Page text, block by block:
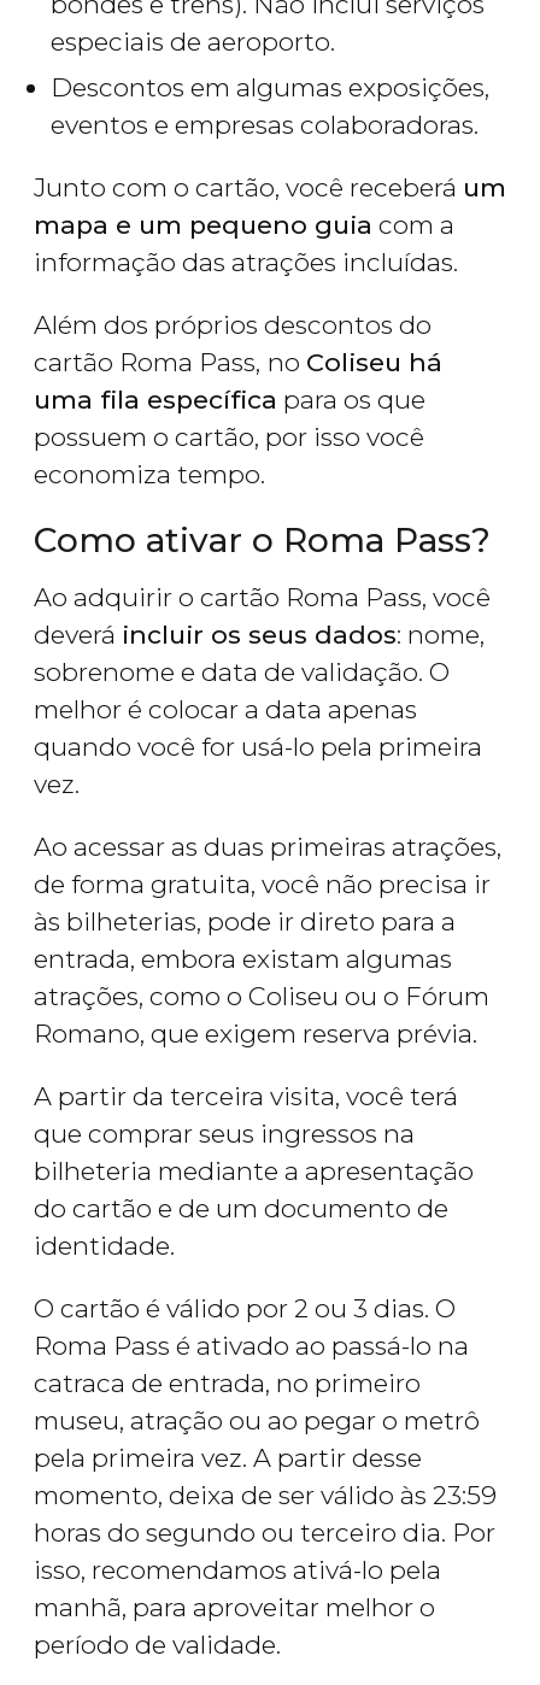
especiais de aeroporto.
Descontos em algumas exposições,
eventos e empresas colaboradoras.
Junto com o cartão, você receberá um
mapa e um pequeno guia com a
informação das atrações incluídas.
Além dos próprios descontos do
cartão Roma Pass, no Coliseu há
uma fila específica para os que
possuem o cartão, por isso você
economiza tempo.
Como ativar o Roma Pass?
Ao adquirir o cartão Roma Pass, você
deverá incluir os seus dados: nome,
sobrenome e data de validação. O
melhor é colocar a data apenas
quando você for usá-lo pela primeira
vez.
Ao acessar as duas primeiras atrações,
de forma gratuita, você não precisa ir
às bilheterias, pode ir direto para a
entrada, embora existam algumas
atrações, como o Coliseu ou o Fórum
Romano, que exigem reserva prévia.
A partir da terceira visita, você terá
que comprar seus ingressos na
bilheteria mediante a apresentação
do cartão e de um documento de
identidade.
O cartão é válido por 2 ou 3 dias. O
Roma Pass é ativado ao passá-lo na
catraca de entrada, no primeiro
museu, atração ou ao pegar o metrô
pela primeira vez. A partir desse
momento, deixa de ser válido às 23:59
horas do segundo ou terceiro dia. Por
isso, recomendamos ativá-lo pela
manhã, para aproveitar melhor o
período de validade.